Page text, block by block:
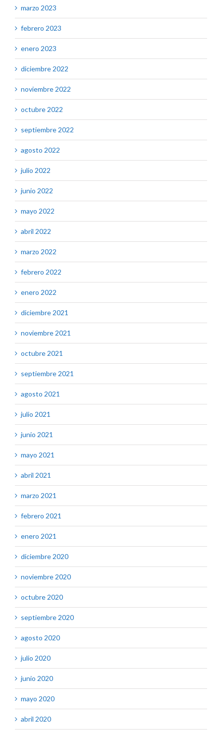
marzo 2023
febrero 2023
enero 2023
diciembre 2022
noviembre 2022
octubre 2022
septiembre 2022
agosto 2022
julio 2022
junio 2022
mayo 2022
abril 2022
marzo 2022
febrero 2022
enero 2022
diciembre 2021
noviembre 2021
octubre 2021
septiembre 2021
agosto 2021
julio 2021
junio 2021
mayo 2021
abril 2021
marzo 2021
febrero 2021
enero 2021
diciembre 2020
noviembre 2020
octubre 2020
septiembre 2020
agosto 2020
julio 2020
junio 2020
mayo 2020
abril 2020